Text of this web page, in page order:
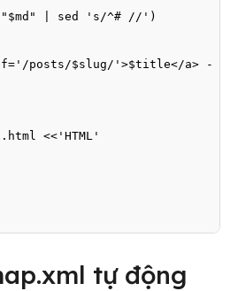
| sed 's/^# //')
posts/$slug/'>$title</a> -
<<'HTML'
tự động